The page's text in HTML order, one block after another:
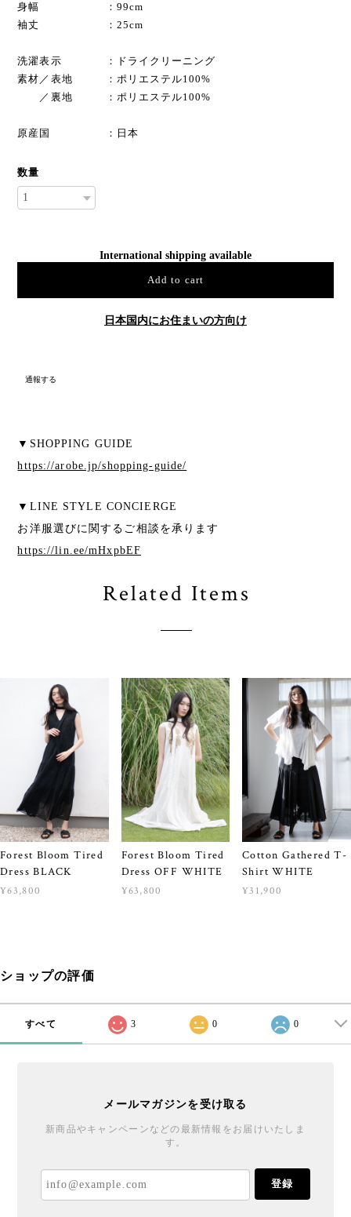
身幅 ：99cm
袖丈 ：25cm
洗濯表示 ：ドライクリーニング
素材／表地 ：ポリエステル100%
／裏地 ：ポリエステル100%
原産国 ：日本
数量
International shipping available
Add to cart
日本国内にお住まいの方向け
通報する
▼SHOPPING GUIDE
https://arobe.jp/shopping-guide/
▼LINE STYLE CONCIERGE
お洋服選びに関するご相談を承ります
https://lin.ee/mHxpbEF
Related Items
Forest Bloom Tired
Dress BLACK
¥63,800
Forest Bloom Tired
Dress OFF WHITE
¥63,800
Cotton Gathered T-
Shirt WHITE
¥31,900
ショップの評価
すべて 3 0 0
メールマガジンを受け取る
新商品やキャンペーンなどの最新情報をお届けいたしま
す。
登録